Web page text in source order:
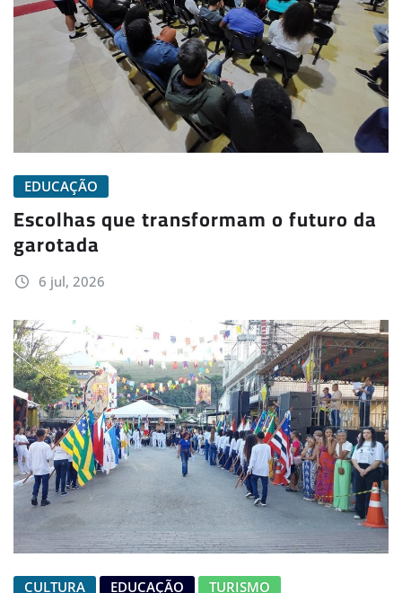
EDUCAÇÃO
Escolhas que transformam o futuro da
garotada
6 jul, 2026
CULTURA EDUCAÇÃO TURISMO